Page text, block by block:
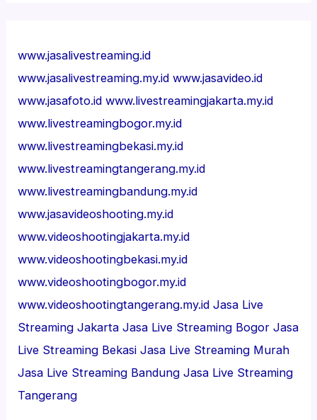
www.jasalivestreaming.id
www.jasalivestreaming.my.id www.jasavideo.id
www.jasafoto.id www.livestreamingjakarta.my.id
www.livestreamingbogor.my.id
www.livestreamingbekasi.my.id
www.livestreamingtangerang.my.id
www.livestreamingbandung.my.id
www.jasavideoshooting.my.id
www.videoshootingjakarta.my.id
www.videoshootingbekasi.my.id
www.videoshootingbogor.my.id
www.videoshootingtangerang.my.id Jasa Live
Streaming Jakarta Jasa Live Streaming Bogor Jasa
Live Streaming Bekasi Jasa Live Streaming Murah
Jasa Live Streaming Bandung Jasa Live Streaming
Tangerang